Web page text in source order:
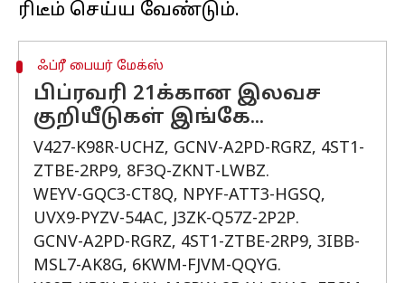
ஃப்ரீ பையர் மேக்ஸ்
பிப்ரவரி 21க்கான இலவச
குறியீடுகள் இங்கே...
V427-K98R-UCHZ, GCNV-A2PD-RGRZ, 4ST1-
ZTBE-2RP9, 8F3Q-ZKNT-LWBZ.
WEYV-GQC3-CT8Q, NPYF-ATT3-HGSQ,
UVX9-PYZV-54AC, J3ZK-Q57Z-2P2P.
GCNV-A2PD-RGRZ, 4ST1-ZTBE-2RP9, 3IBB-
MSL7-AK8G, 6KWM-FJVM-QQYG.